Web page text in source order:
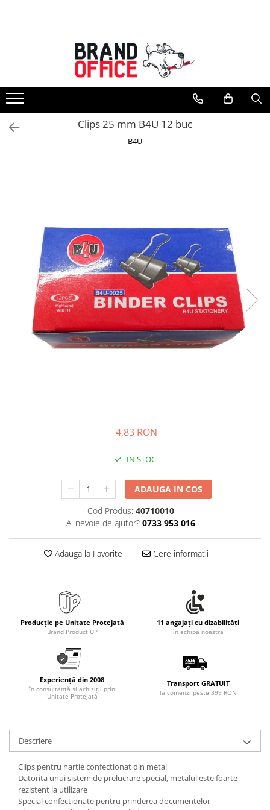
Unitate Protejata - PRODUCTIE
Hartie copiator si produse
tipografice
Produse consumabile din hartie
Detergenti si dezinfectanti
Birotica si papetarie
Hartie si articole din hartie
Bibliorafturi, caiete mecanice,
separatoare
Capsatoare, capse si perforatoare
Caiete si blocnotesuri
Dosare, folii protectie si mape
Seturi de scris Premium
Instrumente de scris eco
Creioane mecanice si grafit
Finelinere
Markere diverse
Carioci si creioane colorate
Rezerve instrumente scris
Ascutitori, radiere, agrafe
Foarfece pentru birou
Curatenie si igiena
Articole pentru baie
Articole pentru bucatarie
Maturi, mopuri si galeti
Hartie igienica, prosoape hartie si
dispensere
Clips 25 mm B4U 12 buc
B4U
4,83 RON
IN STOC
ADAUGA IN COS
Cod Produs: 40710010
Ai nevoie de ajutor? 0733 953 016
Adauga la Favorite Cere informatii
Producție pe Unitate Protejată
Brand Product UP
11 angajați cu dizabilități
în echipa noastră
Experiență din 2008
în consultanță și achiziții prin
Unitate Protejată
Transport GRATUIT
la comenzi peste 399 RON
Descriere
Clips pentru hartie confectionat din metal
Datorita unui sistem de prelucrare special, metalul este foarte
rezistent la utilizare
Special confectionate pentru prinderea documentelor